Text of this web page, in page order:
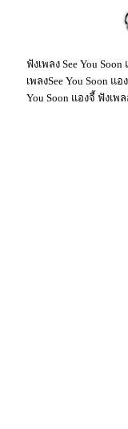
ฟังเพลง See You
เพลงSee You Soon แ
You Soon แองจี้ ฟังเพ